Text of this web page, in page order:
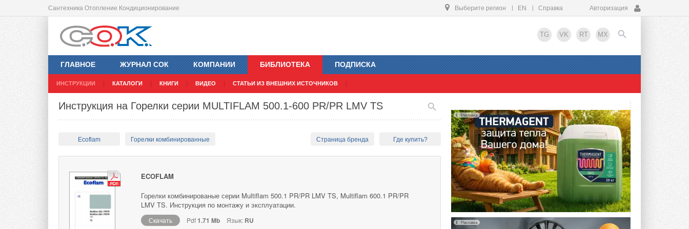
Сантехника Отопление Кондиционирование Выберите регион EN Справка Авторизация
TG VK RT MX
ГЛАВНОЕ ЖУРНАЛ СОК КОМПАНИИ БИБЛИОТЕКА
ИНСТРУКЦИИ КАТАЛОГИ КНИГИ ВИДЕО СТАТЬИ ИЗ ВНЕШНИХ ИСТОЧНИКОВ
ПОДПИСКА
EN
Инструкция на Горелки серии MULTIFLAM 500.1-600 PR/PR LMV TS
Ecoflam Горелки комбинированные Страница бренда Где купить?
ECOFLAM
Горелки комбинированые серии Multiflam 500.1 PR/PR LMV TS, Multiflam 600.1 PR/PR
LMV TS. Инструкция по монтажу и эксплуатации.
Скачать Pdf1.71 Mb Язык: RU
Реклама
Реклама